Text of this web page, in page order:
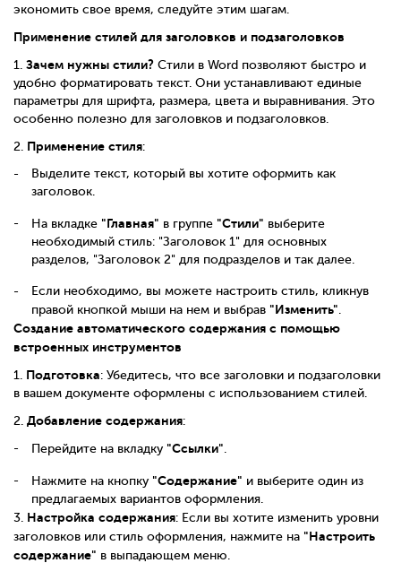
экономить свое время, следуйте этим шагам.
Применение стилей для заголовков и подзаголовков
1. Зачем нужны стили? Стили в Word позволяют быстро и
удобно форматировать текст. Они устанавливают единые
параметры для шрифта, размера, цвета и выравнивания. Это
особенно полезно для заголовков и подзаголовков.
2. Применение стиля:
Выделите текст, который вы хотите оформить как
заголовок.
На вкладке "Главная" в группе "Стили" выберите
необходимый стиль: "Заголовок 1" для основных
разделов, "Заголовок 2" для подразделов и так далее.
Если необходимо, вы можете настроить стиль, кликнув
правой кнопкой мыши на нем и выбрав "Изменить"
Создание автоматического содержания с помощью
встроенных инструментов
1. Подготовка: Убедитесь, что все заголовки и подзаголовки
в вашем документе оформлены с использованием стилей.
2. Добавление содержания:
Перейдите на вкладку "Ссылки"
Нажмите на кнопку "Содержание" и выберите один из
предлагаемых вариантов оформления.
3. Настройка содержания: Если вы хотите изменить уровни
заголовков или стиль оформления, нажмите на "Настроить
содержание" в выпадающем меню.